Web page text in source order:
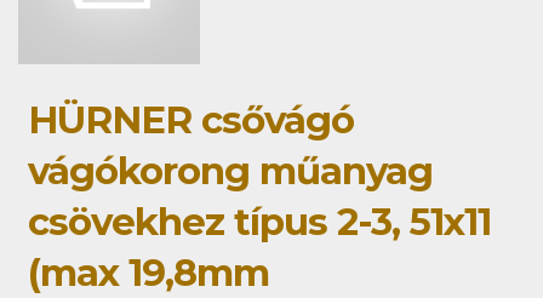
HÜRNER csővágó
vágókorong műanyag
csövekhez típus 2-3, 51x11
(max 19,8mm